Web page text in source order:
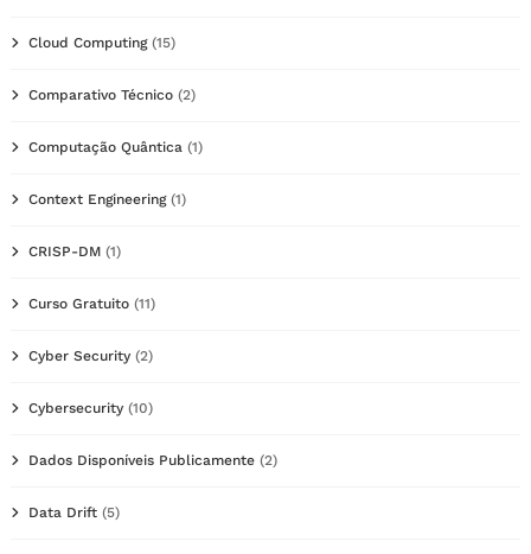
Cloud Computing(15)
Comparativo Técnico (2)
Computação Quântica (1)
Context Engineering(1)
CRISP-DM (1)
Curso Gratuito (11)
Cyber Security (2)
Cybersecurity (10)
Dados Disponíveis Publicamente (2)
Data Drift (5)